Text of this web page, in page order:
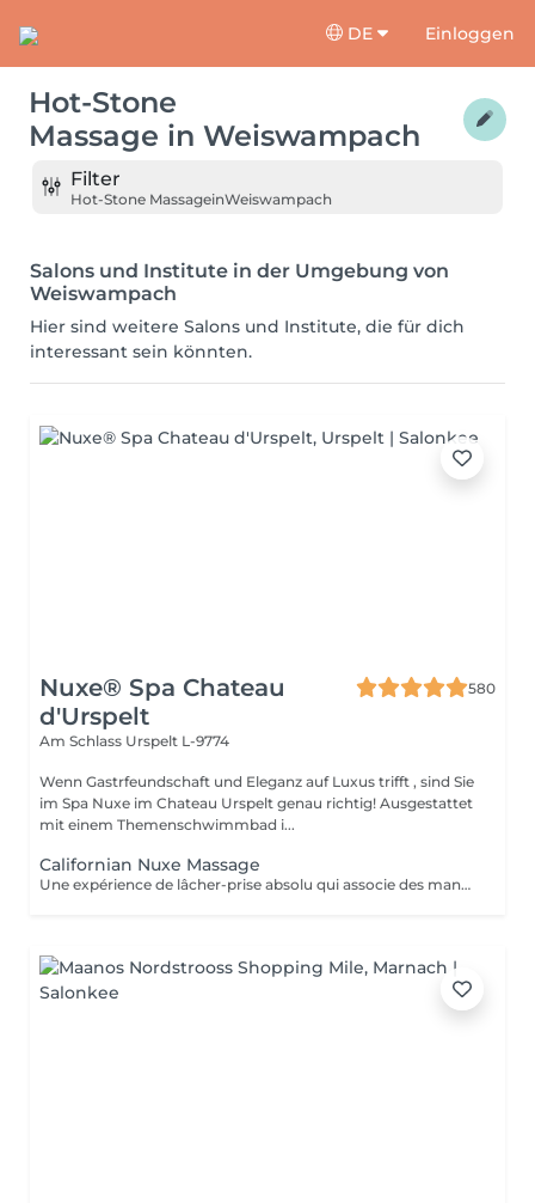
DE Einloggen
Hot-Stone
Massage in Weiswampach
Filter
Hot-Stone MassageinWeiswampach
Salons und Institute in der Umgebung von
Weiswampach
Hier sind weitere Salons und Institute, die für dich
interessant sein könnten.
Nuxe® Spa Chateau
d'Urspelt
580
Am Schlass Urspelt L-9774
Wenn Gastrfeundschaft und Eleganz auf Luxus trifft , sind Sie
im Spa Nuxe im Chateau Urspelt genau richtig! Ausgestattet
mit einem Themenschwimmbad i...
Californian Nuxe Massage
Une expérience de lâcher-prise absolu qui associe des manuvres profondément relaxantes à des Pierres Volcaniques chaudes qui diffusent une sensation de chaleur apaisante. Le corps est intensément détendu et retrouve toute sa sérénité